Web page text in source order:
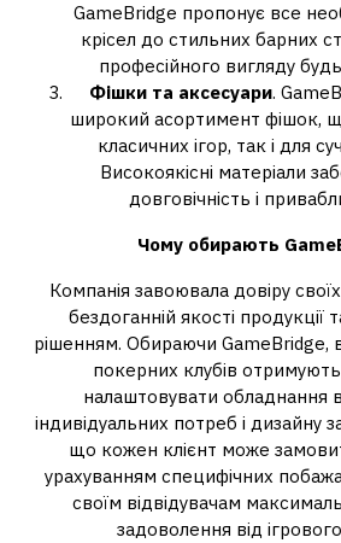
GameBridge пропонує все
крісел до стильних барних
професійного вигляду
Фішки та аксесуари.
широкий асортимент фішок,
класичних ігор, так і для
Високоякісні матеріали
довговічність і
Чому обирають
Компанія завоювала довіру
бездоганній якості продукції
рішенням. Обираючи GameBridge,
покерних клубів
налаштовувати обладнання
індивідуальних потреб і дизайну
що кожен клієнт може
урахуванням специфічних
своїм відвідувачам
задоволення від